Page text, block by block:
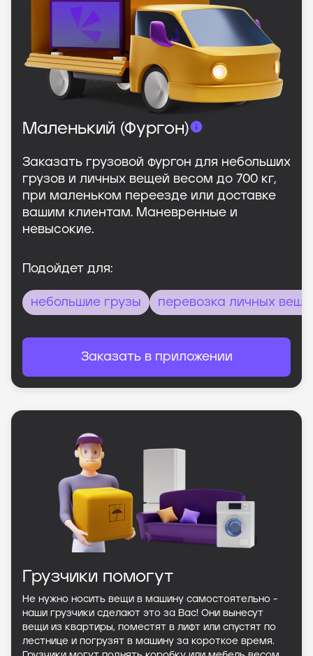
Маленький (Фургон)
Заказать грузовой фургон для небольших
грузов и личных вещей весом до 700 кг,
при маленьком переезде или доставке
вашим клиентам. Маневренные и
невысокие.
Подойдет для:
небольшие грузы перевозка личных
Заказать в приложении
Грузчики помогут
Не нужно носить вещи в машину самостоятельно -
наши грузчики сделают это за Вас! Они вынесут
вещи из квартиры, поместят в лифт или спустят по
лестнице и погрузят в машину за короткое время.